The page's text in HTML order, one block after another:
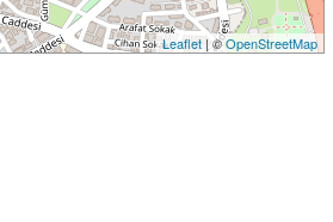
Leaflet| ©OpenStreetMap